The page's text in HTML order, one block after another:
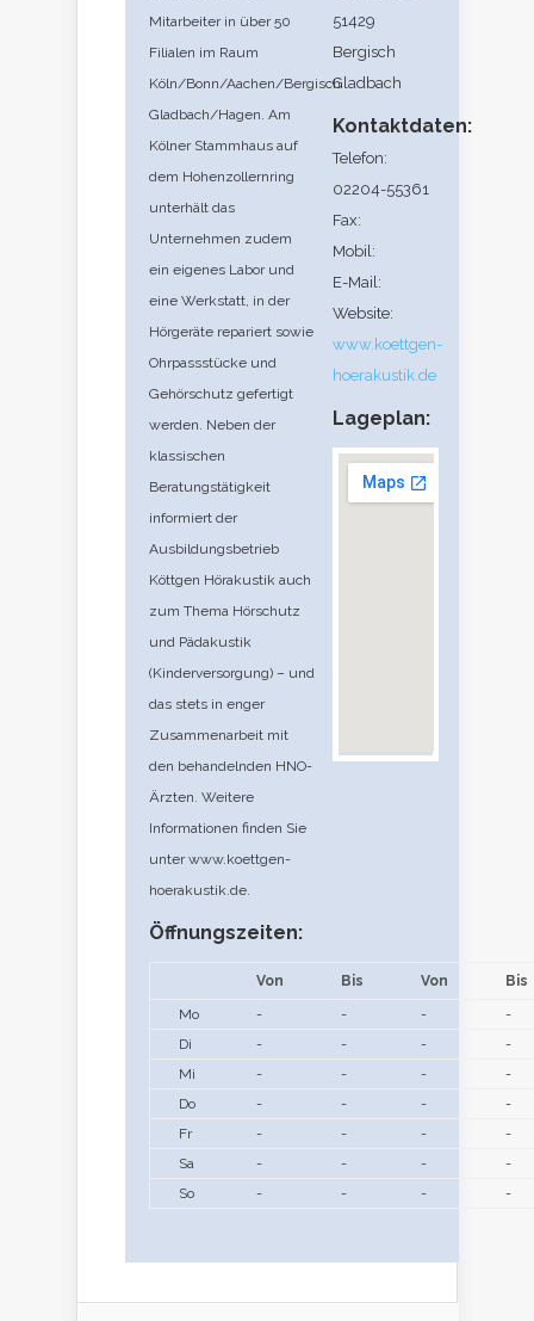
Mitarbeiter in über 50
Filialen im Raum
Köln/Bonn/Aachen/Bergisch
Gladbach/Hagen. Am
Kölner Stammhaus auf
dem Hohenzollernring
unterhält das
Unternehmen zudem
ein eigenes Labor und
eine Werkstatt, in der
Hörgeräte repariert sowie
Ohrpassstücke und
Gehörschutz gefertigt
werden. Neben der
klassischen
Beratungstätigkeit
informiert der
Ausbildungsbetrieb
Köttgen Hörakustik auch
zum Thema Hörschutz
und Pädakustik
(Kinderversorgung) – und
das stets in enger
Zusammenarbeit mit
den behandelnden HNO-
Ärzten. Weitere
Informationen finden Sie
unter www.koettgen-
hoerakustik.de.
Öffnungszeiten:
Von Bis Von
Bis
Mo
- - -
-
Di
- - -
-
Mi
- - -
-
Do
- - -
-
Fr
- - -
-
Sa
- - -
-
So
- - - -
51429
Bergisch
Gladbach
Kontaktdaten:
Telefon:
02204-55361
Fax:
Mobil:
E-Mail:
Website:
www.koettgen-
hoerakustik.de
Lageplan: